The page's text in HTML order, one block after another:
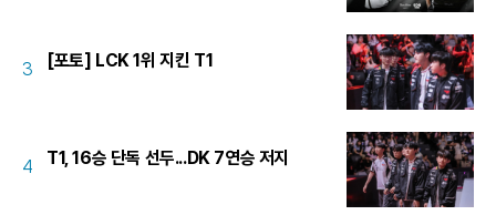
3 [포토] LCK 1위 지킨 T1
4 T1, 16승 단독 선두...DK 7연승 저지